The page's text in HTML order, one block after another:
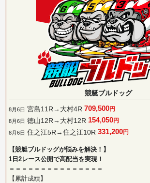
競艇ブルドッグ
8月6日 宮島11R→大村4R 709,500円
8月6日 徳山12R→大村12R 154,050円
8月6日 住之江5R→住之江10R 331,200円
【競艇ブルドッグが悩みを解決！】
1日2レース公開で高配当を実現！
＝＝＝＝＝＝＝＝＝＝＝＝＝＝＝
【累計成績】